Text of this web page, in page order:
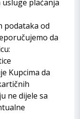
plaćanja
podataka od
da
Kupcima da
ne dijele sa